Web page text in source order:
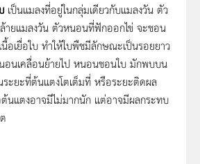
เป็นแมลงที่อยู่ในกลุ่มเดียวกับแมลงวัน ตัว
ายแมลงวัน ตัวหนอนที่ฟักออกไข่ จะชอน
อเยื่อใบ ทำให้ใบพืชมีลักษณะเป็นรอยยาว
อนเคลื่อนย้ายไป หนอนชอนใบ มักพบบน
ระยะที่ต้นแตงโตเต็มที่ หรือระยะติดผล
นแตงอาจมีไม่มากนัก แต่อาจมีผลกระทบ